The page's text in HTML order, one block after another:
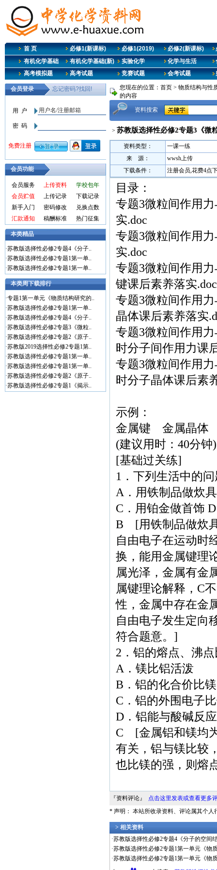
首 页 必修1(新课标) 必修1(2019) 必修2(新课标)
有机化学基础
有机化学基础(新) 实验化学 化学与生活
高考模拟题
高考试题 竞赛试题 会考试题
会员功能
会员服务 上传资料
学校包年
会员贮值
上传记录
下载记录
新手入门
密码修改
兑换点数
汇款通知
稿酬标准 热门征集
本类精品
·苏教版选择性必修2专题4《分子..
·苏教版选择性必修2专题1第一单..
·苏教版选择性必修2专题1第一单..
本类周下载排行
·专题1第一单元《物质结构研究的..
·苏教版选择性必修2专题1第一单..
·苏教版选择性必修2专题4《分子..
·苏教版选择性必修2专题3《微粒..
·苏教版选择性必修2专题2《原子..
·苏教版2019选择性必修2专题1第..
·苏教版选择性必修2专题1第一单..
·苏教版选择性必修2专题1第一单..
·苏教版选择性必修2专题2《原子..
·苏教版选择性必修2专题1《揭示..
您现在的位置： 首页 > 物质结构与性
的内容
资料搜索
> 苏教版选择性必修2专题3《微
资料类型：
一课一练
来 源：
wwsh上传
下载条件：
注册会员,花费4点
目录：
专题3微粒间作用
实.doc
专题3微粒间作用
实.doc
专题3微粒间作用
键课后素养落实.doc
专题3微粒间作用
晶体课后素养落实
专题3微粒间作用
时分子间作用力课
专题3微粒间作用
时分子晶体课后素
示例：
金属键 金属晶体
(建议用时：40分钟)
[基础过关练]
1．下列生活中的
A．用铁制品做炊
C．用铂金做首饰
B [用铁制品做炊
自由电子在运动时
换，能用金属键理
属光泽，金属有金
属键理论解释，C
性，金属中存在金
自由电子发生定向
符合题意。]
2．铝的熔点、
A．镁比铝活泼
B．铝的化合价比
C．铝的外围电子
D．铝能与酸碱反应
C [金属铝和镁均
有关，铝与镁比较
也比镁的强，则熔
『资料评论』 点击这里发表或查看更多
* 声明： 本站所收录资料、评论属其个人
> 相关资料
·苏教版选择性必修2专题4《分子的空间
·苏教版选择性必修2专题1第一单元《物
·苏教版选择性必修2专题1第一单元《物